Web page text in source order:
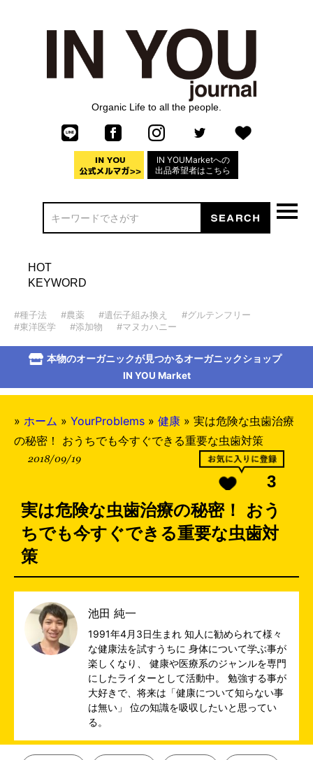
Organic Life to all the people.
IN YOUMarketへの
出品希望者はこちら
HOT
KEYWORD
#種子法 #農薬 #遺伝子組み換え
#グルテンフリー
#東洋医学
#添加物 #マヌカハニー
本物のオーガニックが見つかるオーガニックショップ
IN YOU Market
» ホーム » YourProblems » 健康 » 実は危険な虫歯治療
の秘密！ おうちでも今すぐできる重要な虫歯対策
2018/09/19
3
実は危険な虫歯治療の秘密！ おう
ちでも今すぐできる重要な虫歯対
策
池田 純一
1991年4月3日生まれ 知人に勧められて様々
な健康法を試すうちに 身体について学ぶ事が
楽しくなり、 健康や医療系のジャンルを専門
にしたライターとして活動中。 勉強する事が
大好きで、将来は「健康について知らない事
は無い」 位の知識を吸収したいと思ってい
る。